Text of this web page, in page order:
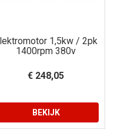
1,5kw / 2pk
1400rpm 380v
€ 248,05
BEKIJK